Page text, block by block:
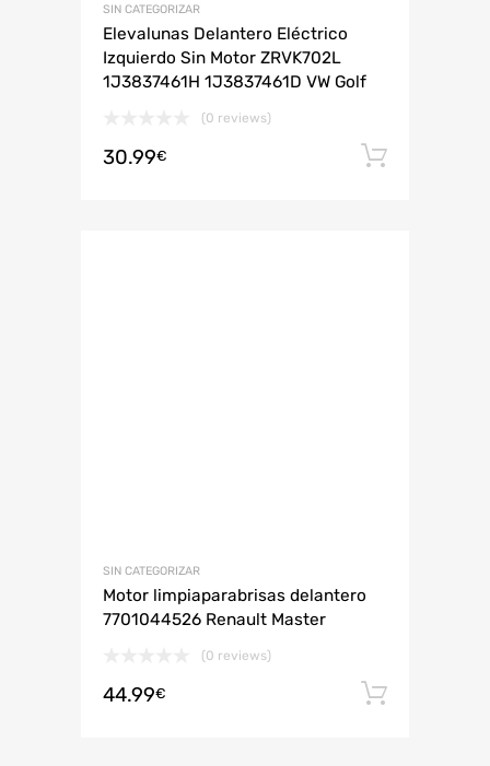
SIN CATEGORIZAR
Elevalunas Delantero Eléctrico
Izquierdo Sin Motor ZRVK702L
1J3837461H 1J3837461D VW Golf
(0 reviews)
30.99€
SIN CATEGORIZAR
Motor limpiaparabrisas delantero
7701044526 Renault Master
(0 reviews)
44.99€